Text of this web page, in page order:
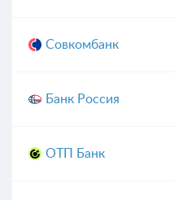
Совкомбанк
Банк Россия
ОТП Банк